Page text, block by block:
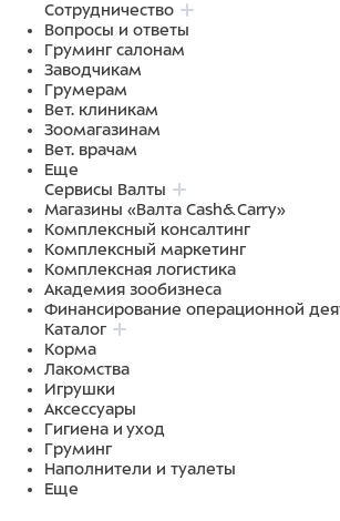
Сотрудничество
Вопросы и ответы
Груминг салонам
Заводчикам
Грумерам
Вет. клиникам
Зоомагазинам
Вет. врачам
Еще
Сервисы Валты
Магазины «Валта Cash&Carry»
Комплексный консалтинг
Комплексный маркетинг
Комплексная логистика
Академия зообизнеса
Финансирование операционной
Каталог
Корма
Лакомства
Игрушки
Аксессуары
Гигиена и уход
Груминг
Наполнители и туалеты
Еще